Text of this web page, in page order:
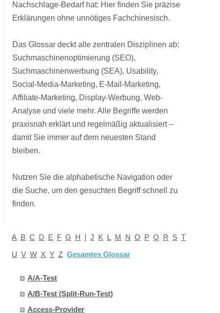
Nachschlage-Bedarf hat: Hier finden Sie präzise
Erklärungen ohne unnötiges Fachchinesisch.
Das Glossar deckt alle zentralen Disziplinen ab:
Suchmaschinenoptimierung (SEO),
Suchmaschinenwerbung (SEA), Usability,
Social-Media-Marketing, E-Mail-Marketing,
Affiliate-Marketing, Display-Werbung, Web-
Analyse und viele mehr. Alle Begriffe werden
praxisnah erklärt und regelmäßig aktualisiert –
damit Sie immer auf dem neuesten Stand
bleiben.
Nutzen Sie die alphabetische Navigation oder
die Suche, um den gesuchten Begriff schnell zu
finden.
A B C D E F G H I J K L M N O P Q R S T
U V W X Y Z Gesamtes Glossar
A/A-Test
A/B-Test (Split-Run-Test)
Access-Provider